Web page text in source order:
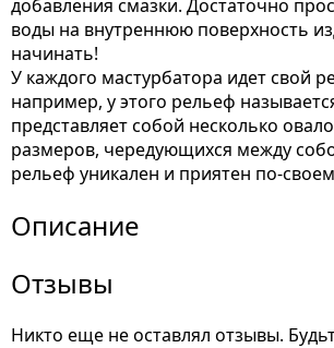
добавления смазки. Достаточно
воды на внутреннюю поверхность
начинать!
У каждого мастурбатора идет свой
например, у этого рельеф
представляет собой несколько
размеров, чередующихся между
рельеф уникален и приятен по-
Описание
Отзывы
Никто еще не оставлял отзывы.